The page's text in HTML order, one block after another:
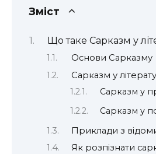
Зміст
Що таке Сарказм у
Основи Сарказму
Сарказм у
Сарказм у
Сарказм у
Приклади з
Як розпізнати